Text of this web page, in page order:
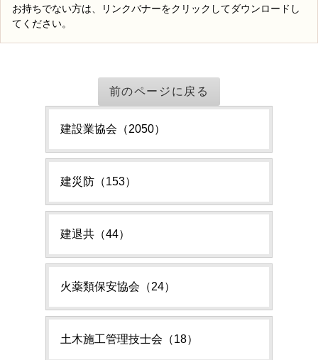
お持ちでない方は、リンクバナーをクリックしてダウンロードし
てください。
前のページに戻る
建設業協会（2050）
建災防（153）
建退共（44）
火薬類保安協会（24）
土木施工管理技士会（18）